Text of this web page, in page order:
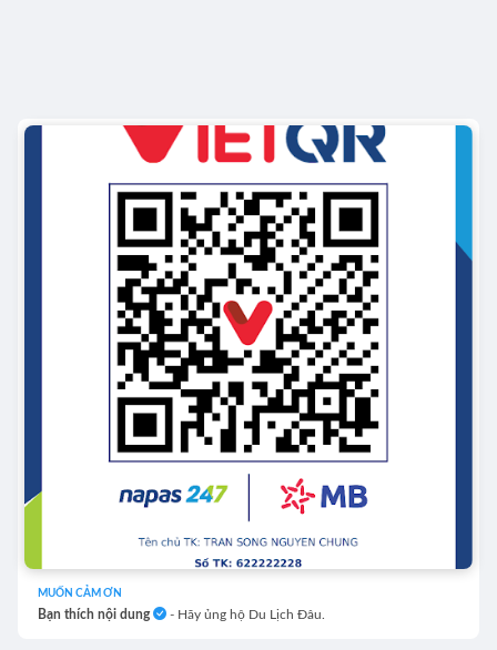
MUỐN CẢM ƠN
Bạn thích nội dung - Hãy ủng hộ Du Lịch Đâu.